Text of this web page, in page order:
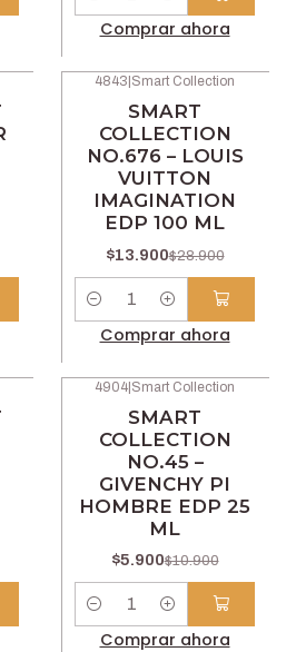
Comprar ahora
4843 Smart Collection
SMART
COLLECTION
NO.676 – LOUIS
VUITTON
IMAGINATION
EDP 100 ML
$13.900$28.900
Cantidad
Comprar ahora
4904|Smart Collection
SMART
COLLECTION
NO.45 –
GIVENCHY PI
HOMBRE EDP 25
ML
$5.900$10.900
Cantidad
Comprar ahora